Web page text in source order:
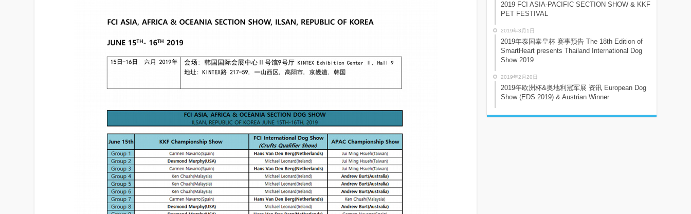
2019 FCI ASIA-PACIFIC SECTION SHOW & KKF
PET FESTIVAL
2019年3月1日
2019年泰国泰皇杯 赛事预告 The 18th Edition of
SmartHeart presents Thailand International Dog
Show 2019
2019年2月20日
2019年欧洲杯&奥地利冠军展 资讯 European Dog
Show (EDS 2019) & Austrian Winner